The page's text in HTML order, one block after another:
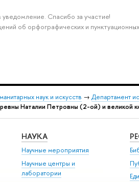
Спасибо за участие!
об орфографических и
наук и искусств → Департамент
Наталии Петровны (2-ой) и великой
НАУКА
Научные мероприятия
Научные центры и
лаборатории